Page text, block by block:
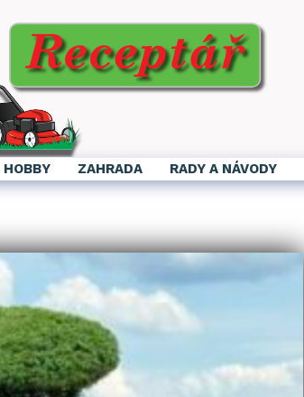
HOBBY ZAHRADA RADY A NÁVODY